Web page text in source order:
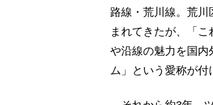
路線・荒川線。荒
まれてきたが、「
や沿線の魅力を国内
ム」という愛称が付